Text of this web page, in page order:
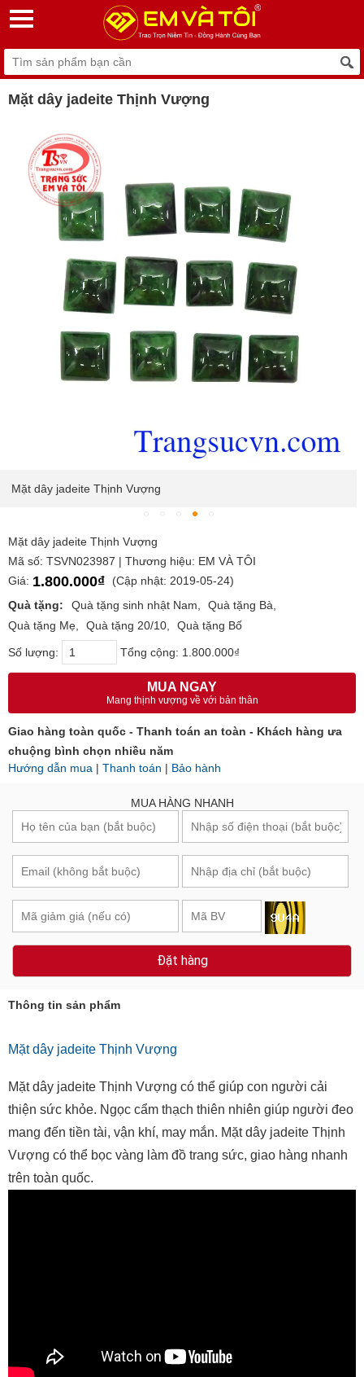
Mặt dây jadeite Thịnh Vượng
Mặt dây jadeite Thịnh Vượng
Mặt dây jadeite Thịnh Vượng
Mã số: TSVN023987 | Thương hiệu: EM VÀ TÔI
Giá: 1.800.000₫
(Cập nhật: 2019-05-24)
Quà tặng:
Quà tặng sinh nhật Nam
Quà tặng Bà
Quà tặng Mẹ
Quà tặng 20/10 Quà tặng Bố
Số lượng: Tổng cộng: 1.800.000₫
MUA NGAY
Mang thịnh vượng về với bản thân
Giao hàng toàn quốc - Thanh toán an toàn - Khách hàng ưa
chuộng bình chọn nhiều năm
Hướng dẫn mua | Thanh toán | Bảo hành
MUA HÀNG NHANH
Đặt hàng
Thông tin sản phẩm
Mặt dây jadeite Thịnh Vượng
Mặt dây jadeite Thịnh Vượng có thể giúp con người cải
thiện sức khỏe. Ngọc cẩm thạch thiên nhiên giúp người đeo
mang đến tiền tài, vận khí, may mắn. Mặt dây jadeite Thịnh
Vượng có thể bọc vàng làm đồ trang sức, giao hàng nhanh
trên toàn quốc.